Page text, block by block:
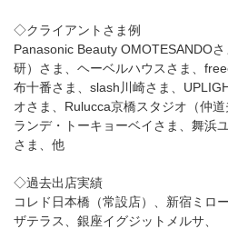
◇クライアントさま例
Panasonic Beauty OMOTESANDO
研）さま、ヘーベルハウスさま、
布十番さま、slash川崎さま、
オさま、Rulucca京橋スタジオ（仲
ランデ・トーキョーベイさま、舞浜
さま、他
◇過去出店実績
コレド日本橋（常設店）、新宿ミロ
ザテラス、銀座イグジットメルサ、